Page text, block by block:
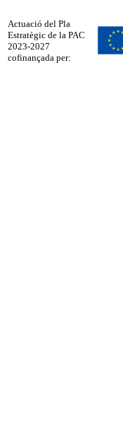
Actuació del Pla
Estratègic de la PAC
2023-2027
cofinançada per: